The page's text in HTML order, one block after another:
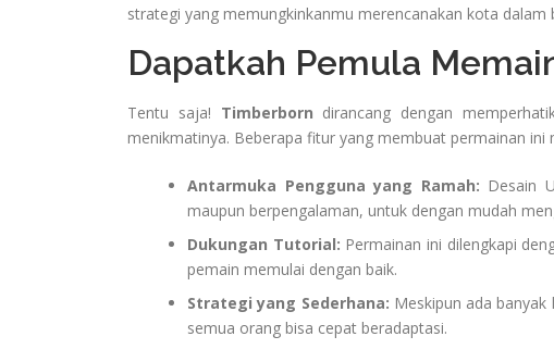
strategi yang memungkinkanmu merencanakan kota dalam
Dapatkah Pemula
Tentu saja! Timberborn dirancang dengan
menikmatinya. Beberapa fitur yang membuat permainan ini
Antarmuka Pengguna yang Ramah: Desain
maupun berpengalaman, untuk dengan mudah
Dukungan Tutorial: Permainan ini dilengkapi
pemain memulai dengan baik.
Strategi yang Sederhana: Meskipun ada
semua orang bisa cepat beradaptasi.